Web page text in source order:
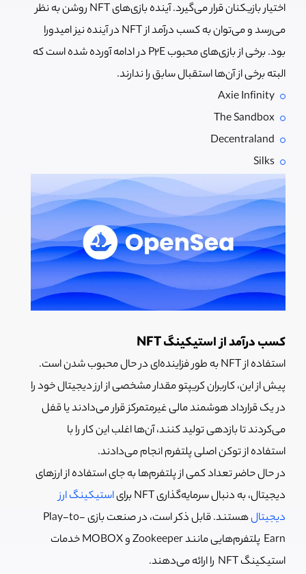
اختیار بازیکنان قرار می‌گیرد. آینده بازی‌های NFT روشن به نظر
می‌رسد و می‌توان به کسب درآمد از NFT در آینده نیز امیدورا
بود. برخی از بازی‌های محبوب P2E در ادامه آورده شده است که
البته برخی از آن‌ها استقبال سابق را ندارند.
Axie Infinity
The Sandbox
Decentraland
Silks
کسب درآمد از استیکینگ NFT
استفاده از NFT به طور فزاینده‌ای در حال محبوب شدن است.
پیش از این، کاربران کریپتو مقدار مشخصی از ارز دیجیتال خود را
در یک قرارداد هوشمند مالی غیرمتمرکز قرار می‌دادند یا قفل
می‌کردند تا بازدهی تولید کنند، آن‌ها اغلب این‌ کار را با
استفاده از توکن اصلی پلتفرم انجام می‌دادند.
در حال حاضر تعداد کمی از پلتفرم‌ها به جای استفاده از ارزهای
دیجیتال، به دنبال سرمایه‌گذاری NFT برای
استیکینگ ارز
دیجیتال
هستند. قابل ذکر است، در صنعت بازی Play-to-
Earn پلتفرم‌هایی مانند Zookeeper و MOBOX خدمات
استیکینگ NFT را ارائه می‌دهند.